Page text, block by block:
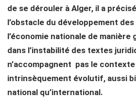
de se dérouler à Alger, il a
l’obstacle du développement
l’économie nationale de manière
dans l’instabilité des textes
n’accompagnent pas le
intrinsèquement évolutif, aussi
national qu’international.